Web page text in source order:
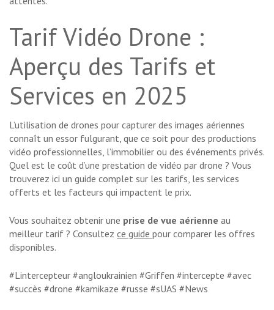
Tarif Vidéo Drone :
Aperçu des Tarifs et
Services en 2025
L’utilisation de drones pour capturer des images aériennes
connaît un essor fulgurant, que ce soit pour des productions
vidéo professionnelles, l’immobilier ou des événements privés.
Quel est le coût d’une prestation de vidéo par drone ? Vous
trouverez ici un guide complet sur les tarifs, les services
offerts et les facteurs qui impactent le prix.
Vous souhaitez obtenir une prise de vue aérienne au
meilleur tarif ? Consultez ce guide pour comparer les offres
disponibles.
#Lintercepteur #angloukrainien #Griffen #intercepte #avec
#succès #drone #kamikaze #russe #sUAS #News